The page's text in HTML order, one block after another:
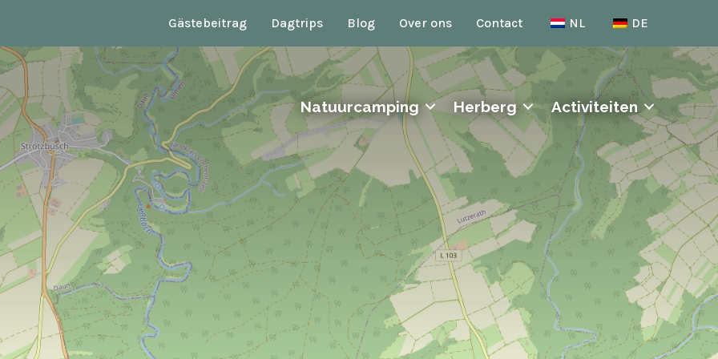
Gästebeitrag Dagtrips Blog Over ons Contact NL DE
Natuurcamping Herberg Activiteiten